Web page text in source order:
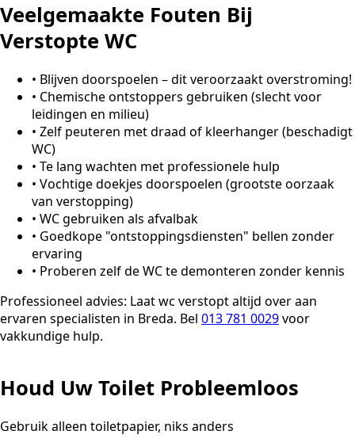
Veelgemaakte Fouten Bij
Verstopte WC
• Blijven doorspoelen – dit veroorzaakt overstroming!
• Chemische ontstoppers gebruiken (slecht voor
leidingen en milieu)
• Zelf peuteren met draad of kleerhanger (beschadigt
WC)
• Te lang wachten met professionele hulp
• Vochtige doekjes doorspoelen (grootste oorzaak
van verstopping)
• WC gebruiken als afvalbak
• Goedkope "ontstoppingsdiensten" bellen zonder
ervaring
• Proberen zelf de WC te demonteren zonder kennis
Professioneel advies: Laat wc verstopt altijd over aan
ervaren specialisten in Breda. Bel 013 781 0029voor
vakkundige hulp.
Houd Uw Toilet Probleemloos
Gebruik alleen toiletpapier, niks anders